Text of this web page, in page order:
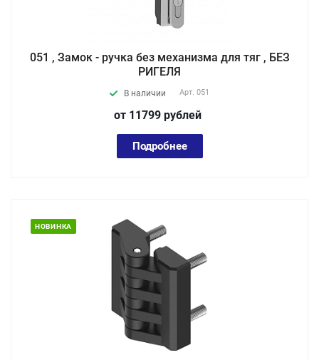
051 , Замок - ручка без механизма для тяг , БЕЗ
РИГЕЛЯ
В наличии Арт. 051
от 11799 рублей
Подробнее
НОВИНКА